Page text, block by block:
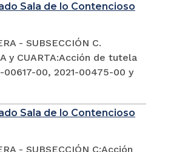
Sala de lo Contencioso
- SUBSECCIÓN C.
y CUARTA:Acción de tutela
00617-00, 2021-00475-00 y
Sala de lo Contencioso
- SUBSECCIÓN C:Acción